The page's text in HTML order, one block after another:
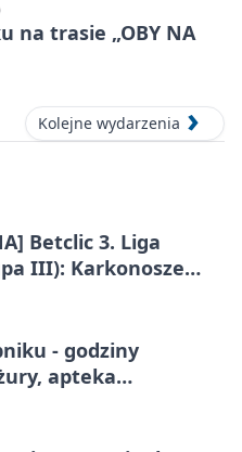
na trasie „OBY NA
Kolejne wydarzenia
Betclic 3. Liga
III): Karkonosze
- godziny
apteka